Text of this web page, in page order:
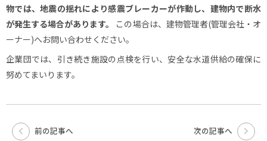
物では、地震の揺れにより感震ブレーカーが作動し、建物内で断水
が発生する場合があります。
この場合は、建物管理者(管理会社・オ
ーナー)へお問い合わせください。
企業団では、引き続き施設の点検を行い、安全な水道供給の確保に
努めてまいります。
前の記事へ 次の記事へ